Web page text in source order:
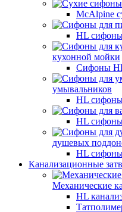
McAlpine
HL сифоны
кухонной мойки
Сифоны
умывальников
HL
HL
душевых
HL
Канализационные
Механические
HL